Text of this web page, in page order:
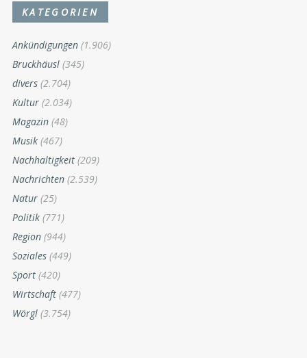
KATEGORIEN
Ankündigungen (1.906)
Bruckhäusl (345)
divers (2.704)
Kultur (2.034)
Magazin (48)
Musik (467)
Nachhaltigkeit (209)
Nachrichten (2.539)
Natur (25)
Politik (771)
Region (944)
Soziales (449)
Sport (420)
Wirtschaft (477)
Wörgl (3.754)